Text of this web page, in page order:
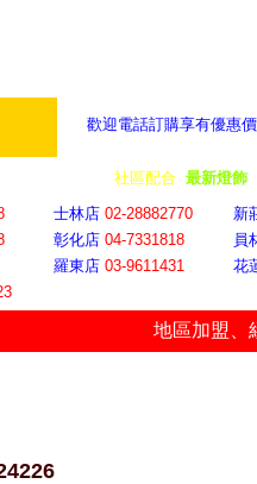
歡迎電話訂購享有優惠
社區配合 最新燈飾
士林店 02-28882770 新
彰化店 04-7331818 員
羅東店 03-9611431 花
地區加盟